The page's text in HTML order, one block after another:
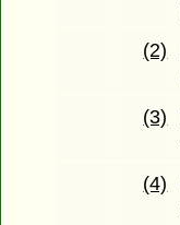
(2)
(3)
(4)